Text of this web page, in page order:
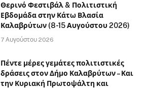
Θερινό Φεστιβάλ & Πολιτιστική
Εβδομάδα στην Κάτω Βλασία
Καλαβρύτων (8-15 Αυγούστου 2026)
7 Αυγούστου 2026
Πέντε μέρες γεμάτες πολιτιστικές
δράσεις στον Δήμο Καλαβρύτων – Και
την Κυριακή Πρωτοψάλτη και